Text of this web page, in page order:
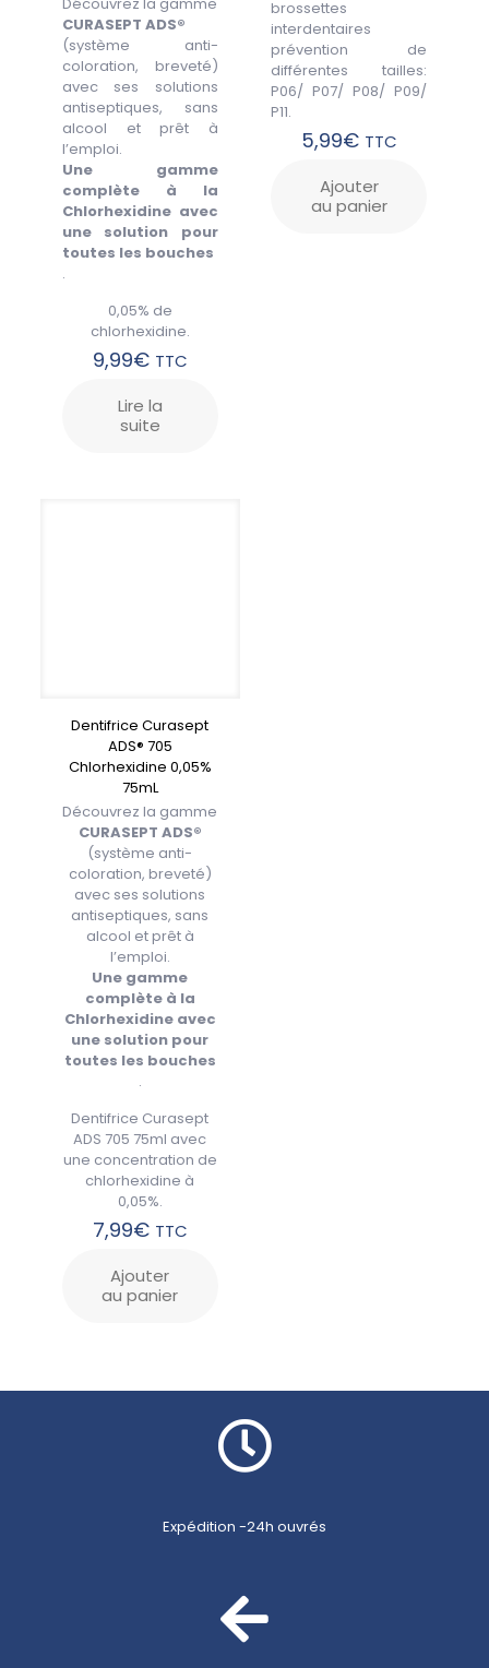
Nom*
mail*
CURASEPT ADS®
(système anti-
coloration, breveté)
avec ses solutions
antiseptiques, sans
alcool et prêt à
l’emploi.
Une gamme
complète à la
Chlorhexidine avec
une solution pour
toutes les bouches
.
0,05% de
chlorhexidine.
9,99€ TTC
Lire la
suite
brossettes
interdentaires
prévention de
différentes tailles:
P06/ P07/ P08/ P09/
P11.
5,99€ TTC
Ajouter
au panier
Dentifrice Curasept
ADS® 705
Chlorhexidine 0,05%
75mL
Découvrez la gamme
CURASEPT ADS®
(système anti-
coloration, breveté)
avec ses solutions
antiseptiques, sans
alcool et prêt à
l’emploi.
Une gamme
complète à la
Chlorhexidine avec
une solution pour
toutes les bouches
.
Dentifrice Curasept
ADS 705 75ml avec
une concentration de
chlorhexidine à
0,05%.
7,99€ TTC
Ajouter
au panier
Expédition -24h ouvrés